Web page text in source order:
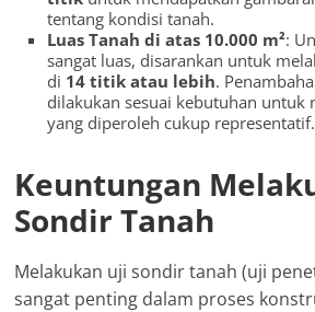
tentang kondisi tanah.
Luas Tanah di atas 10.000 m²:
sangat luas, disarankan untuk
di 14 titik atau lebih.
dilakukan sesuai kebutuhan untuk
yang diperoleh cukup representatif.
Keuntungan
Sondir Tanah
Melakukan uji sondir tanah (uji
sangat penting dalam proses